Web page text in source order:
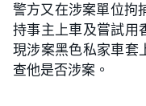
警方又在涉案單位拘
持事主上車及嘗試用
現涉案黑色私家車套
查他是否涉案。